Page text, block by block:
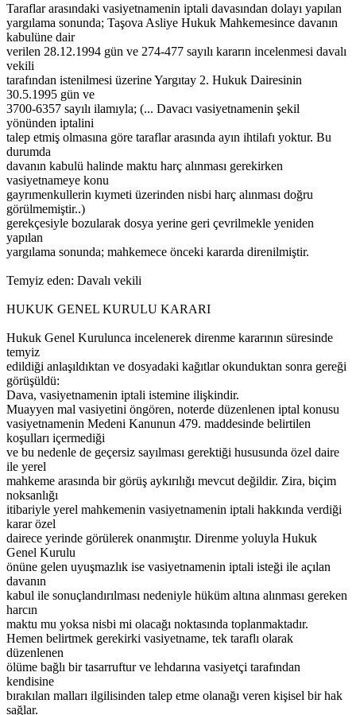
Taraflar arasındaki vasiyetnamenin iptali davasından dolayı yapılan
yargılama sonunda; Taşova Asliye Hukuk Mahkemesince davanın
kabulüne dair
verilen 28.12.1994 gün ve 274-477 sayılı kararın incelenmesi davalı
vekili
tarafından istenilmesi üzerine Yargıtay 2. Hukuk Dairesinin
30.5.1995 gün ve
3700-6357 sayılı ilamıyla; (... Davacı vasiyetnamenin şekil
yönünden iptalini
talep etmiş olmasına göre taraflar arasında ayın ihtilafı yoktur. Bu
durumda
davanın kabulü halinde maktu harç alınması gerekirken
vasiyetnameye konu
gayrımenkullerin kıymeti üzerinden nisbi harç alınması doğru
görülmemiştir..)
gerekçesiyle bozularak dosya yerine geri çevrilmekle yeniden
yapılan
yargılama sonunda; mahkemece önceki kararda direnilmiştir.
Temyiz eden: Davalı vekili
HUKUK GENEL KURULU KARARI
Hukuk Genel Kurulunca incelenerek direnme kararının süresinde
temyiz
edildiği anlaşıldıktan ve dosyadaki kağıtlar okunduktan sonra gereği
görüşüldü:
Dava, vasiyetnamenin iptali istemine ilişkindir.
Muayyen mal vasiyetini öngören, noterde düzenlenen iptal konusu
vasiyetnamenin Medeni Kanunun 479. maddesinde belirtilen
koşulları içermediği
ve bu nedenle de geçersiz sayılması gerektiği hususunda özel daire
ile yerel
mahkeme arasında bir görüş aykırılığı mevcut değildir. Zira, biçim
noksanlığı
itibariyle yerel mahkemenin vasiyetnamenin iptali hakkında verdiği
karar özel
dairece yerinde görülerek onanmıştır. Direnme yoluyla Hukuk
Genel Kurulu
önüne gelen uyuşmazlık ise vasiyetnamenin iptali isteği ile açılan
davanın
kabul ile sonuçlandırılması nedeniyle hüküm altına alınması gereken
harcın
maktu mu yoksa nisbi mi olacağı noktasında toplanmaktadır.
Hemen belirtmek gerekirki vasiyetname, tek taraflı olarak
düzenlenen
ölüme bağlı bir tasarruftur ve lehdarına vasiyetçi tarafından
kendisine
bırakılan malları ilgilisinden talep etme olanağı veren kişisel bir hak
sağlar.